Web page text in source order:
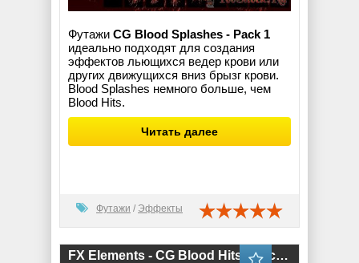
Футажи CG Blood Splashes - Pack 1
идеально подходят для создания
эффектов льющихся ведер крови или
других движущихся вниз брызг крови.
Blood Splashes немного больше, чем
Blood Hits.
Читать далее
Футажи / Эффекты
FX Elements - CG Blood Hits - Pack 2 (MOV)